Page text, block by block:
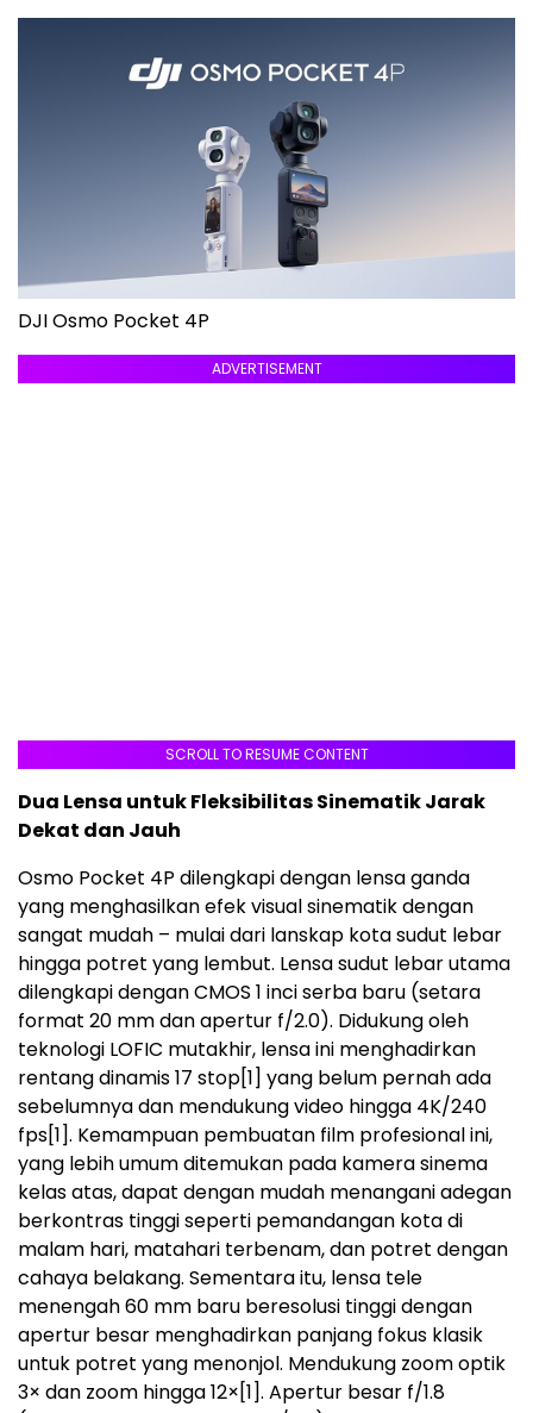
DJI Osmo Pocket 4P
ADVERTISEMENT
SCROLL TO RESUME CONTENT
Dua Lensa untuk Fleksibilitas Sinematik Jarak
Dekat dan Jauh
Osmo Pocket 4P dilengkapi dengan lensa ganda
yang menghasilkan efek visual sinematik dengan
sangat mudah – mulai dari lanskap kota sudut lebar
hingga potret yang lembut. Lensa sudut lebar utama
dilengkapi dengan CMOS 1 inci serba baru (setara
format 20 mm dan apertur f/2.0). Didukung oleh
teknologi LOFIC mutakhir, lensa ini menghadirkan
rentang dinamis 17 stop[1] yang belum pernah ada
sebelumnya dan mendukung video hingga 4K/240
fps[1]. Kemampuan pembuatan film profesional ini,
yang lebih umum ditemukan pada kamera sinema
kelas atas, dapat dengan mudah menangani adegan
berkontras tinggi seperti pemandangan kota di
malam hari, matahari terbenam, dan potret dengan
cahaya belakang. Sementara itu, lensa tele
menengah 60 mm baru beresolusi tinggi dengan
apertur besar menghadirkan panjang fokus klasik
untuk potret yang menonjol. Mendukung zoom optik
3× dan zoom hingga 12×[1]. Apertur besar f/1.8